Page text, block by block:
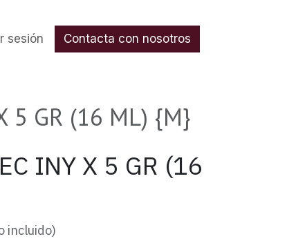
sesión Contacta con nosotros
5 GR (16 ML) {M}
INY X 5 GR (16
incluido)